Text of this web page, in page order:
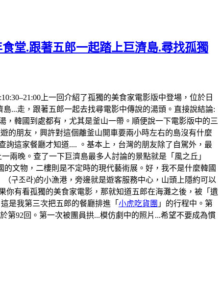
堂.跟著五郎一起踏上巨濟島.尋找孤獨
上一回介紹了孤獨的美食家電影版中登場，位於日
...走，跟著五郎一起去找尋電影中傳說的湯頭。直接說結論:
韓國到處都有，尤其是釜山一帶。順便說一下電影版中的三
的朋友，興許對這個離釜山開車要兩小時左右的島沒有什麼
這家餐廳才知道.... 。基本上，台灣的朋友除了自駕外，最
兩晚。查了一下巨濟島最多人討論的景點就是「風之丘」
文物，二樓則是不定時的現代藝術展。好，我不是什麼韓國
구조라)的小漁港，旁邊就是遊客服務中心，山頭上隱約可以
有看孤獨的美食家電影，那就知道五郎在海灘之後，被「遺
是我第三次把五郎的餐廳排進「 小虎吃貨團 」的行程中。第
於第92回。第一次被團員拱...模仿劇中的照片...希望不要成為慣